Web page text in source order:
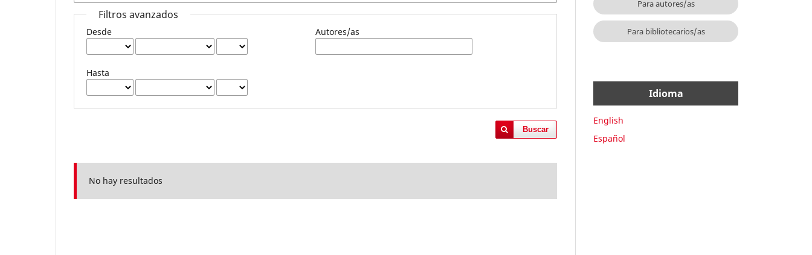
Filtros avanzados
Desde
Hasta
Autores/as
Buscar
No hay resultados
Para autores/as
Para bibliotecarios/as
Idioma
English
Español